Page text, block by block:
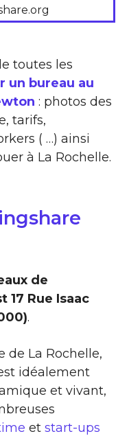
toutes les
un bureau au
: photos des
tarifs,
( …) ainsi
à La Rochelle.
de
Rue Isaac
.
de La Rochelle,
idéalement
et vivant,
et start-ups